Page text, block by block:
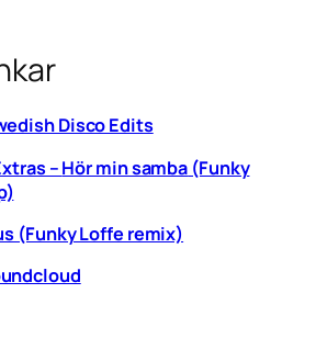
Disco Edits
–Hör min samba (Funky
(Funky Loffe remix)